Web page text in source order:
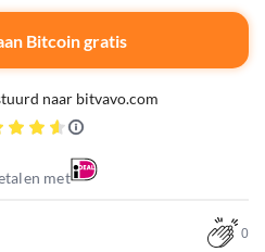
Bitcoin gratis
naar bitvavo.com
met
0